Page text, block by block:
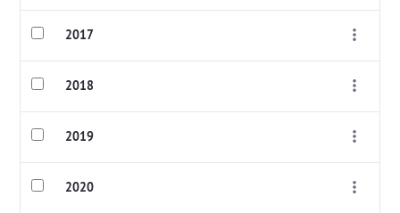
2017
2018
2019
2020